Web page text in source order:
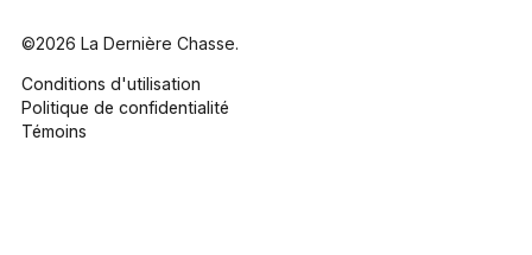
©2026 La Dernière Chasse.
Conditions d'utilisation
Politique de confidentialité
Témoins